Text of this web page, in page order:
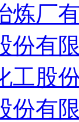
炼厂
份有
工股
份有